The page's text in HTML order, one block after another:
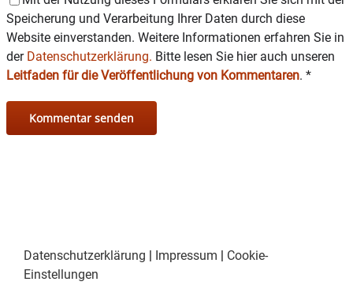
Speicherung und Verarbeitung Ihrer Daten durch diese
Website einverstanden. Weitere Informationen erfahren Sie in
der Datenschutzerklärung. Bitte lesen Sie hier auch unseren
Leitfaden für die Veröffentlichung von Kommentaren. *
Datenschutzerklärung | Impressum | Cookie-
Einstellungen